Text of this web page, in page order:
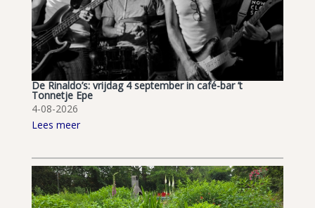
De Rinaldo’s: vrijdag 4 september in café-bar ’t
Tonnetje Epe
4-08-2026
Lees meer